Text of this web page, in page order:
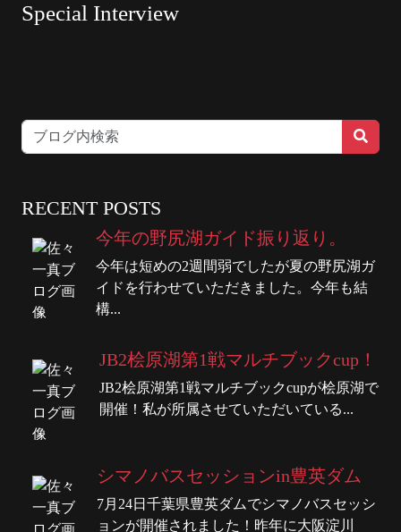
Special Interview
RECENT POSTS
今年の野尻湖ガイド振り返り。
今年は短めの2週間弱でしたが夏の野尻湖ガ
イドを行わせていただきました。今年も結
構...
JB2桧原湖第1戦マルチブックcup！
JB2桧原湖第1戦マルチブックcupが桧原湖で
開催！私が所属させていただいている...
シマノバスセッションin豊英ダム
7月24日千葉県豊英ダムでシマノバスセッシ
ョンが開催されました！昨年に大阪淀川